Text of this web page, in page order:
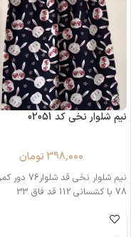
نیم شلوار نخی کد 02051
398,000 تومان
نیم شلوار نخی قد
78 با کشسانی 112 قد فاق 33